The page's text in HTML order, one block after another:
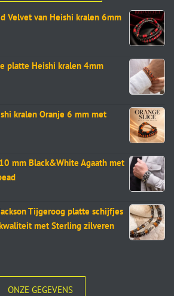
Velvet van Heishi kralen 6mm
platte Heishi kralen 4mm
kralen Oranje 6 mm met
mm Black&White Agaath met
Tijgeroog platte schijfjes
met Sterling zilveren
ONZE GEGEVENS